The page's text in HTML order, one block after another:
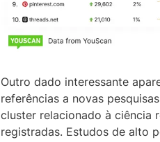
Outro dado interessante
referências a novas
cluster relacionado à ciência
registradas. Estudos de alto